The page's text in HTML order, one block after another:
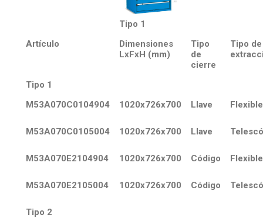
Tipo 1
Artículo
Dimensiones
LxFxH (mm)
Tipo
de
cierre
Tipo de
Tipo 1
M53A070C0104904
1020x726x700 Llave Flexible
M53A070C0105004 1020x726x700 Llave
M53A070E2104904 1020x726x700 Código Flexible
M53A070E2105004 1020x726x700 Código
Tipo 2